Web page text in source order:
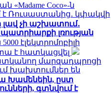
«Madame Coco»-ն
է Ռուսաստանից․ կփակվի
չի աշխատում․
լռության
էլեկտրոմոբիլի
է հատկացվել
մարզադպրոցի
խախտումներ են
Խամենեին, ըստ
գտնվում է